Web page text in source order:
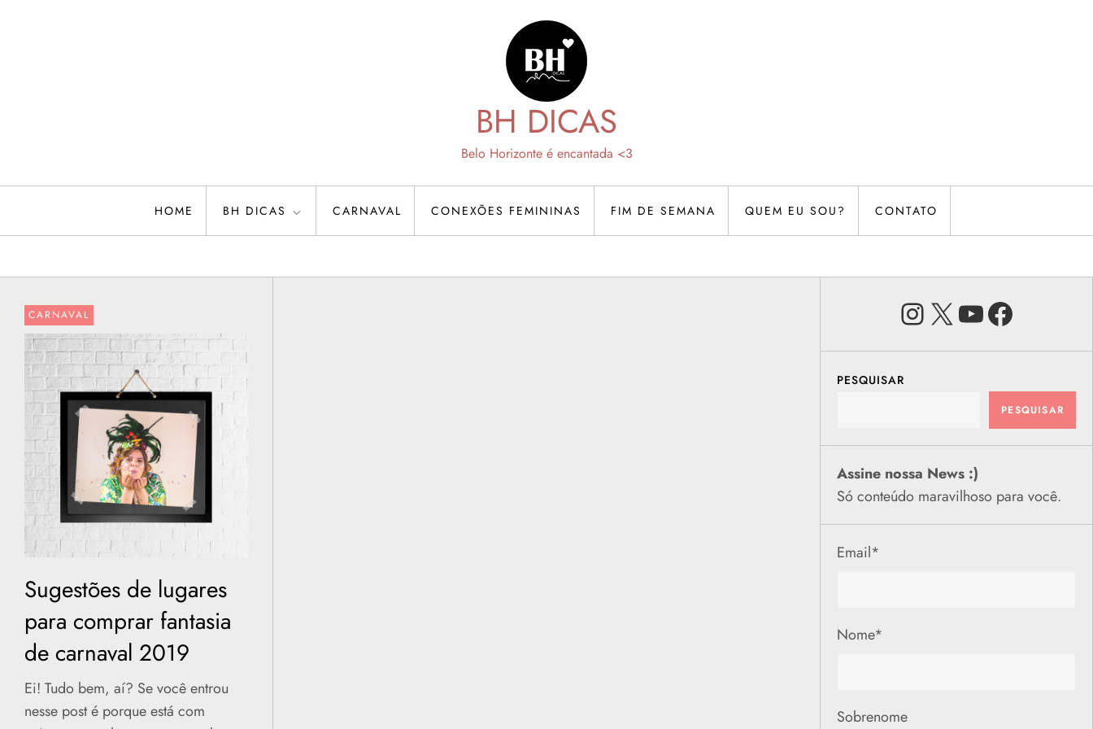
BH DICAS
Belo Horizonte é encantada <3
HOME BH DICAS CARNAVAL CONEXÕES FEMININAS FIM DE SEMANA QUEM EU SOU? CONTATO
CARNAVAL
Sugestões de lugares
para comprar fantasia
de carnaval 2019
Ei! Tudo bem, aí? Se você entrou
nesse post é porque está com
Instagram
X Youtube
PESQUISAR
PESQUISAR
Assine nossa News :)
Só conteúdo maravilhoso para você.
Email*
Nome*
Sobrenome